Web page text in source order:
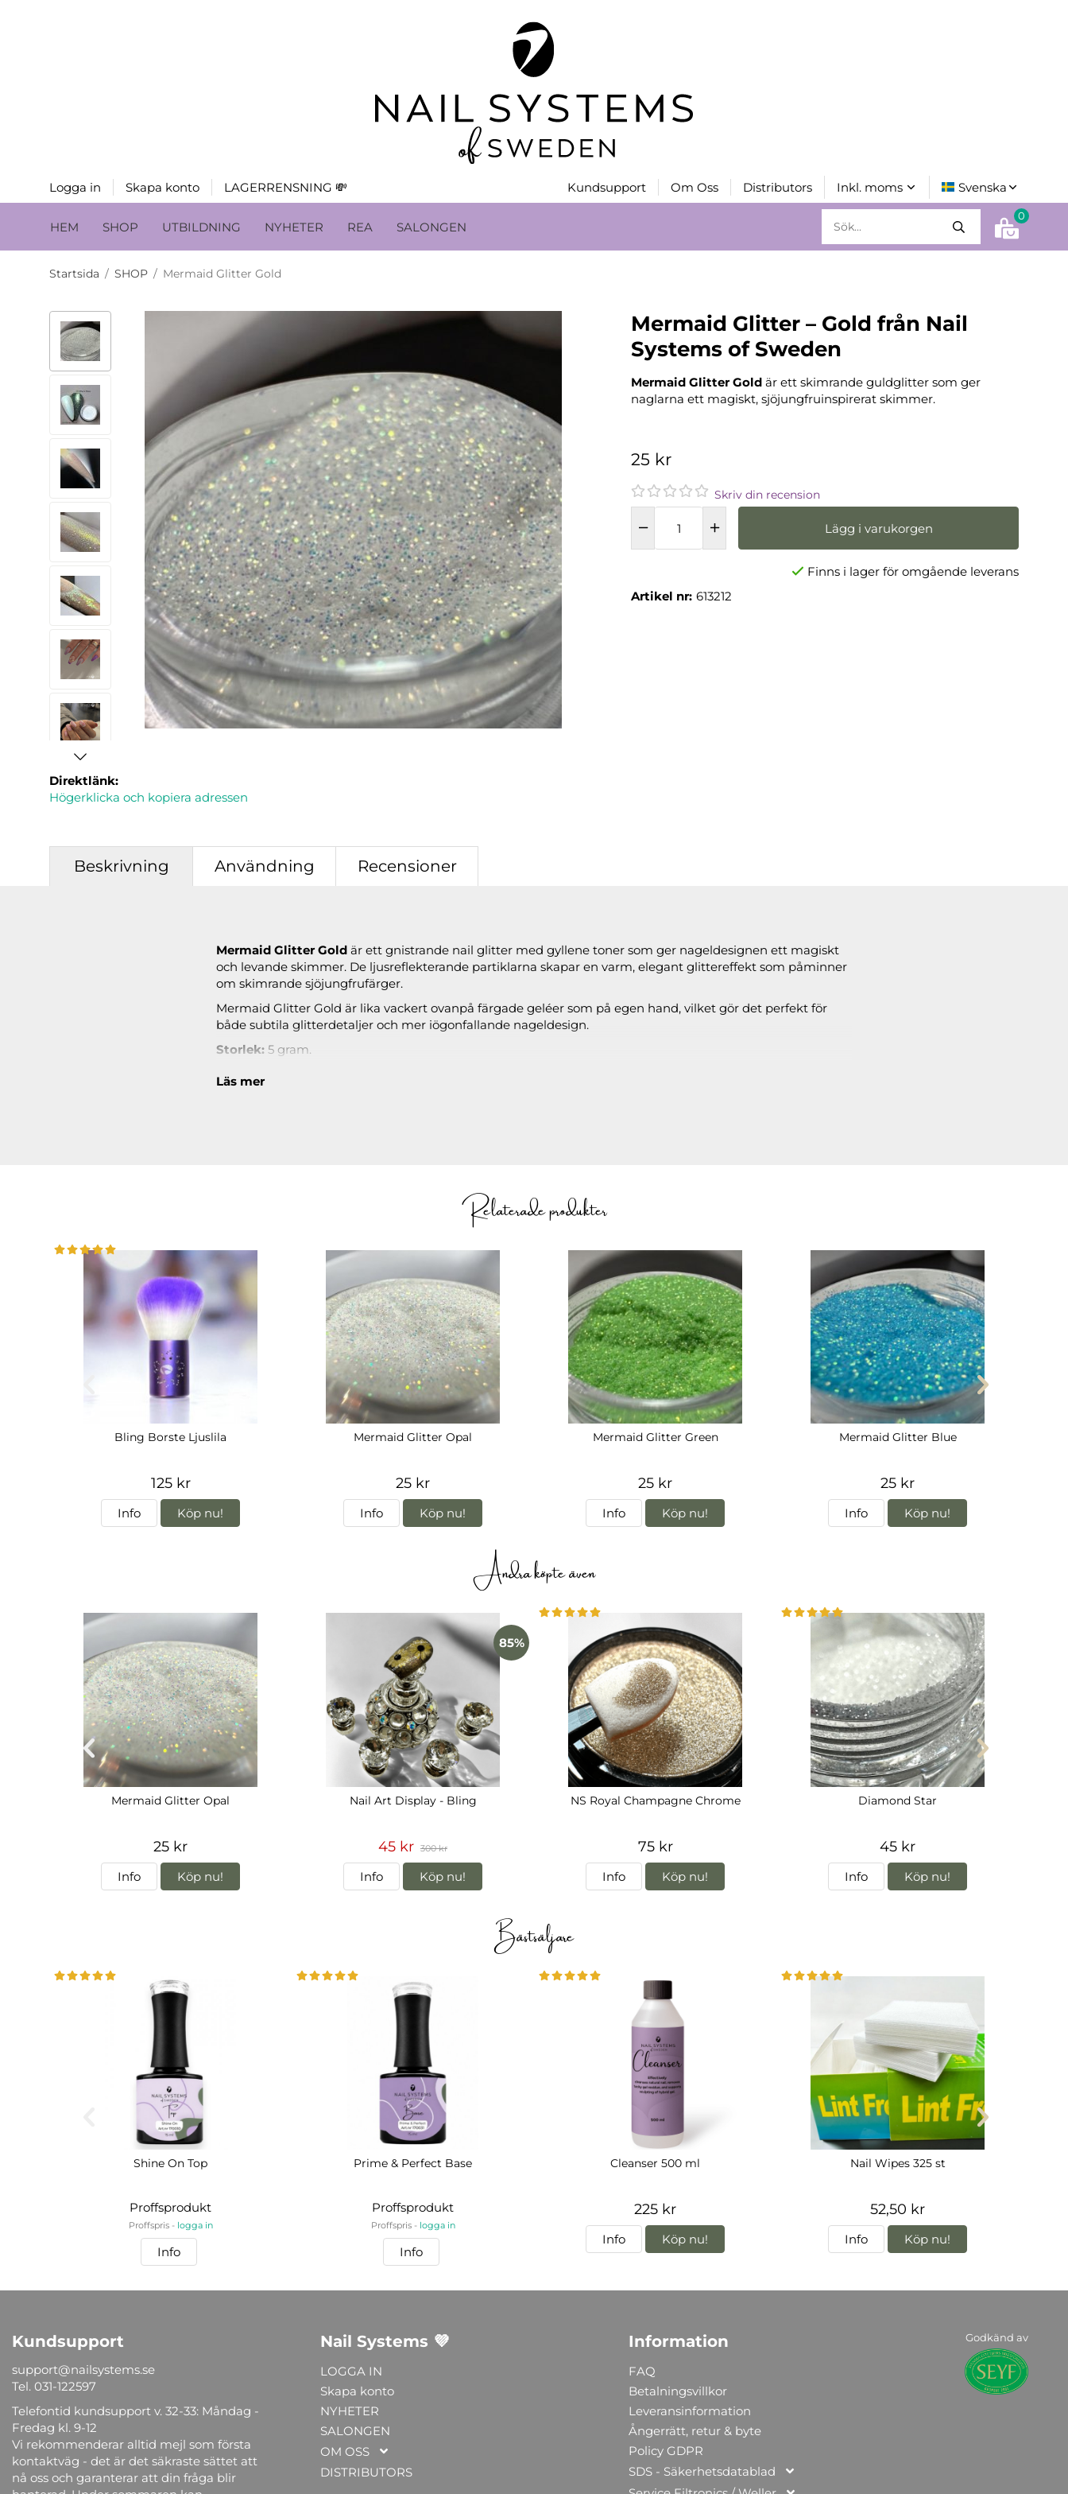
Logga in Skapa konto LAGERRENSNING 💸 Kundsupport Om Oss Distributors
HEM SHOP UTBILDNING NYHETER REA SALONGEN
0
Startsida / SHOP / Mermaid Glitter Gold
Mermaid Glitter – Gold från Nail
Systems of Sweden
Mermaid Glitter Gold är ett skimrande guldglitter som ger
naglarna ett magiskt, sjöjungfruinspirerat skimmer.
25 kr
Skriv din recension
Lägg i varukorgen
Finns i lager för omgående leverans
Artikel nr: 613212
Direktlänk:
Högerklicka och kopiera adressen
Beskrivning Användning Recensioner
Mermaid Glitter Gold är ett gnistrande nail glitter med gyllene toner som ger nageldesignen ett magiskt
och levande skimmer. De ljusreflekterande partiklarna skapar en varm, elegant glittereffekt som påminner
om skimrande sjöjungfrufärger.
Mermaid Glitter Gold är lika vackert ovanpå färgade geléer som på egen hand, vilket gör det perfekt för
både subtila glitterdetaljer och mer iögonfallande nageldesign.
Storlek: 5 gram.
Läs under
Läs mer
Relaterade produkter
Bling Borste Ljuslila
125 kr
Info Köp nu!
Mermaid Glitter Opal
25 kr
Info Köp nu!
Mermaid Glitter Green
25 kr
Info Köp nu!
Mermaid Glitter Blue
25 kr
Info Köp nu!
Andra köpte även
Mermaid Glitter Opal
25 kr
Info Köp nu!
85%
Nail Art Display - Bling
45 kr 300 kr
Info Köp nu!
NS Royal Champagne Chrome
75 kr
Info Köp nu!
Diamond Star
45 kr
Info Köp nu!
Bästsäljare
Shine On Top
Proffsprodukt
Proffspris - logga in
Info
Prime & Perfect Base
Proffsprodukt
Proffspris - logga in
Info
Cleanser 500 ml
225 kr
Info Köp nu!
Nail Wipes 325 st
52,50 kr
Info Köp nu!
Kundsupport
support@nailsystems.se
Tel. 031-122597
Telefontid kundsupport v. 32-33: Måndag -
Fredag kl. 9-12
Vi rekommenderar alltid mejl som första
kontaktväg - det är det säkraste sättet att
nå oss och garanterar att din fråga blir
Nail Systems 💜
LOGGA IN
Skapa konto
NYHETER
SALONGEN
OM OSS
DISTRIBUTORS
Information
FAQ
Betalningsvillkor
Leveransinformation
Ångerrätt, retur & byte
Policy GDPR
SDS - Säkerhetsdatablad
Godkänd av